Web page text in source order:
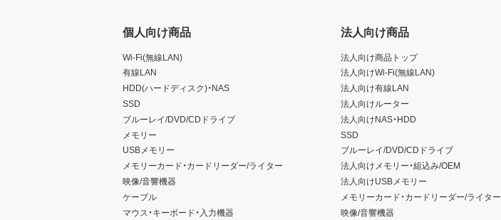
個人向け商品
Wi-Fi(無線LAN)
有線LAN
HDD(ハードディスク)・NAS
SSD
ブルーレイ/DVD/CDドライブ
メモリー
USBメモリー
メモリーカード・カードリーダー/ライター
映像/音響機器
ケーブル
マウス・キーボード・入力機器
法人向け商品
法人向け商品トップ
法人向けWi-Fi(無線LAN)
法人向け有線LAN
法人向けルーター
法人向けNAS・HDD
SSD
ブルーレイ/DVD/CDドライブ
法人向けメモリー・組込み/OEM
法人向けUSBメモリー
メモリーカード・カードリーダー/ライター
映像/音響機器